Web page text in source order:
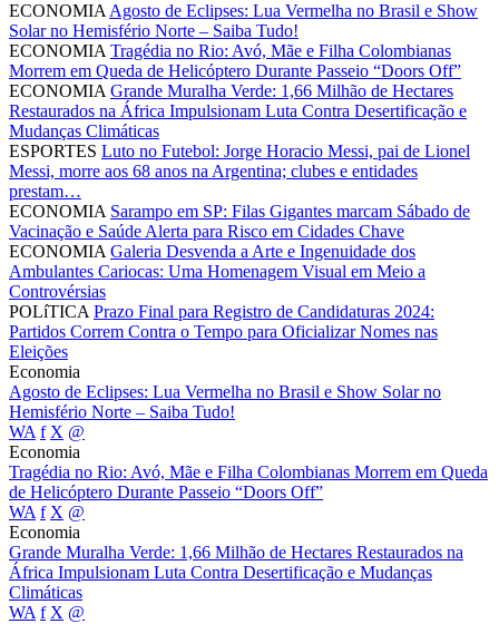
ECONOMIA Agosto de Eclipses: Lua Vermelha no Brasil e Show
Solar no Hemisfério Norte – Saiba Tudo!
ECONOMIA Tragédia no Rio: Avó, Mãe e Filha Colombianas
Morrem em Queda de Helicóptero Durante Passeio “Doors Off”
ECONOMIA Grande Muralha Verde: 1,66 Milhão de Hectares
Restaurados na África Impulsionam Luta Contra Desertificação e
Mudanças Climáticas
ESPORTES Luto no Futebol: Jorge Horacio Messi, pai de Lionel
Messi, morre aos 68 anos na Argentina; clubes e entidades
prestam…
ECONOMIA Sarampo em SP: Filas Gigantes marcam Sábado de
Vacinação e Saúde Alerta para Risco em Cidades Chave
ECONOMIA Galeria Desvenda a Arte e Ingenuidade dos
Ambulantes Cariocas: Uma Homenagem Visual em Meio a
Controvérsias
POLíTICA Prazo Final para Registro de Candidaturas 2024:
Partidos Correm Contra o Tempo para Oficializar Nomes nas
Eleições
Economia
Agosto de Eclipses: Lua Vermelha no Brasil e Show Solar no
Hemisfério Norte – Saiba Tudo!
WA f X @
Economia
Tragédia no Rio: Avó, Mãe e Filha Colombianas Morrem em Queda
de Helicóptero Durante Passeio “Doors Off”
WA f X @
Economia
Grande Muralha Verde: 1,66 Milhão de Hectares Restaurados na
África Impulsionam Luta Contra Desertificação e Mudanças
Climáticas
WA f X @